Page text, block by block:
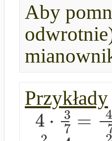
Aby
Przykłady
4⋅ 3
7 = 4